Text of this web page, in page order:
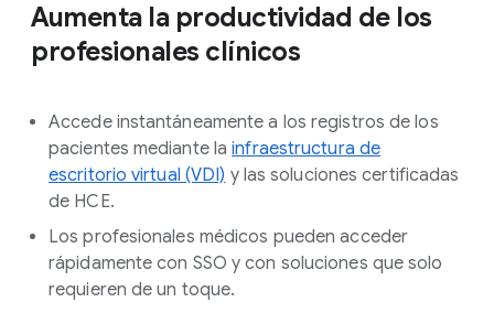
Aumenta la productividad de los
profesionales clínicos
Accede instantáneamente a los registros de los
pacientes mediante lainfraestructura de
escritorio virtual (VDI) y las soluciones certificadas
de HCE.
Los profesionales médicos pueden acceder
rápidamente con SSO y con soluciones que solo
requieren de un toque.